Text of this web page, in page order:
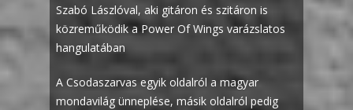
Szabó Lászlóval, aki gitáron és szitáron is
közreműködik a Power Of Wings varázslatos
hangulatában
A Csodaszarvas egyik oldalról a magyar
mondavilág ünneplése, másik oldalról pedig